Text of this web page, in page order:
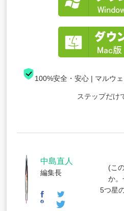
100%安全・安心 | マル
ステップだけ
中島直人
編集長
(こ
か。
5つ星